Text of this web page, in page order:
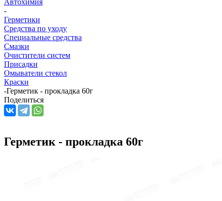
-
Герметики
Средства по уходу
Специальные средства
Смазки
Очистители систем
Присадки
Омыватели стекол
Краски
-Герметик - прокладка 60г
Поделиться
Герметик - прокладка 60г